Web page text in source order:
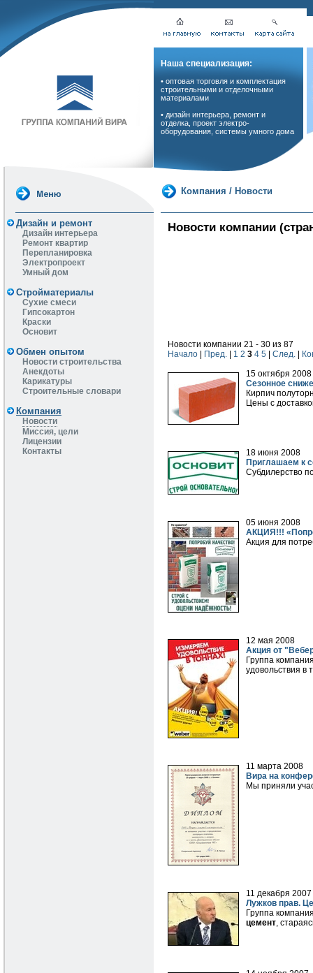
Наша специализация:
• оптовая торговля и комплектация
строительными и отделочными
материалами
• дизайн интерьера, ремонт и
отделка, проект электро-
оборудования, системы умного дома
Дизайн и ремонт
Дизайн интерьера
Ремонт квартир
Перепланировка
Электропроект
Умный дом
Стройматериалы
Сухие смеси
Гипсокартон
Краски
Основит
Обмен опытом
Новости строительства
Анекдоты
Карикатуры
Строительные словари
Компания
Новости
Миссия, цели
Лицензии
Контакты
Компания / Новости
Новости компании
Новости компании 21 - 30 из 87
Начало | Пред. | 1 2 3 4 5 | След. |
15 октября 2008
Сезонное
Кирпич
Цены с
18 июня 2008
Приглашаем к
Субдилерство
05 июня 2008
АКЦИЯ!!!
Акция для
12 мая 2008
Акция от
Группа
удовольствия в
11 марта 2008
Вира на
Мы приняли
11 декабря 2007
Лужков прав.
Группа
цемент ,